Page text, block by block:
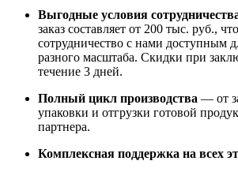
Выгодные условия
заказ составляет от 200 тыс. руб.,
сотрудничество с нами доступным
разного масштаба. Скидки при
течение 3 дней.
Полный цикл производства — от
упаковки и отгрузки готовой
партнера.
Комплексная поддержка на всех